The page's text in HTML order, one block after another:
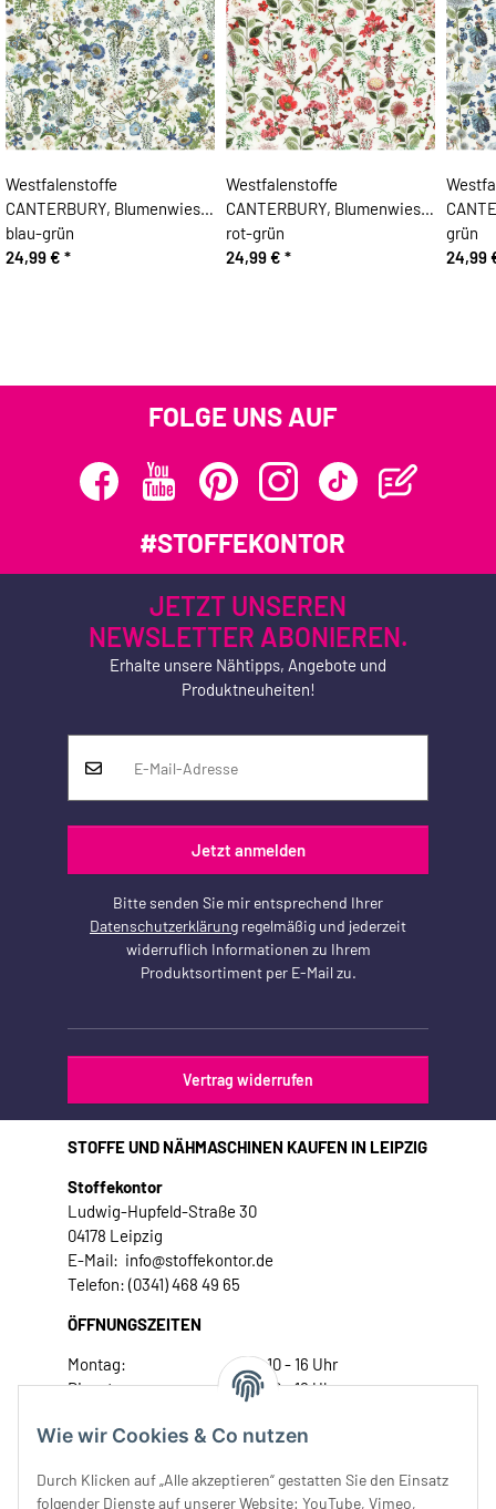
Wie wir Cookies & Co nutzen
Durch Klicken auf „Alle akzeptieren“ gestatten Sie den Einsatz
folgender Dienste auf unserer Website: YouTube, Vimeo,
Westfalenstoffe
CANTERBURY, Blumenwiese,
blau-grün
24,99 € *
Westfalenstoffe
CANTERBURY, Blumenwiese,
rot-grün
24,99 € *
grün
24,99
FOLGE UNS AUF
#STOFFEKONTOR
JETZT UNSEREN
NEWSLETTER ABONIEREN.
Erhalte unsere Nähtipps, Angebote und
Produktneuheiten!
Jetzt anmelden
Bitte senden Sie mir entsprechend Ihrer
Datenschutzerklärung regelmäßig und jederzeit
widerruflich Informationen zu Ihrem
Produktsortiment per E-Mail zu.
Vertrag widerrufen
STOFFE UND NÄHMASCHINEN KAUFEN IN LEIPZIG
Stoffekontor
Ludwig-Hupfeld-Straße 30
04178 Leipzig
E-Mail: info@stoffekontor.de
Telefon: (0341) 468 49 65
ÖFFNUNGSZEITEN
Montag:
10 - 16 Uhr
Dienstag:
10 - 16 Uhr
Donnerstag:
10 - 18 Uhr
Samstag:
10 - 14 Uhr